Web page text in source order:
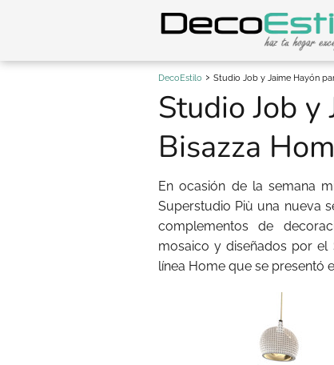
DecoEstilo Studio Job y Jaime Hayón
Studio Job y
Bisazza
En ocasión de la semana
Superstudio Più una nueva
complementos de
mosaico y diseñados por
línea Home que se presentó